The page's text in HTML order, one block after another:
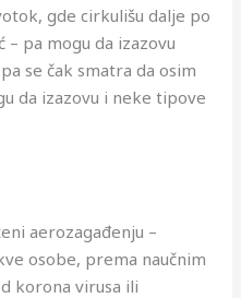
gde cirkulišu dalje po
– pa mogu da izazovu
se čak smatra da osim
da izazovu i neke tipove
aerozagađenju –
osobe, prema naučnim
korona virusa ili